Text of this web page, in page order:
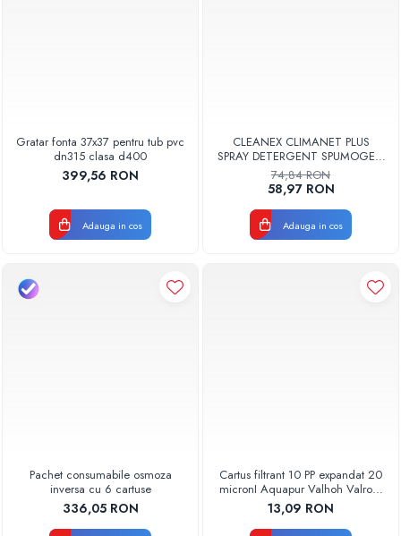
Gratar fonta 37x37 pentru tub pvc
dn315 clasa d400
399,56 RON
Adauga in cos
CLEANEX CLIMANET PLUS
SPRAY DETERGENT SPUMOGEN
PENTRU CURATAREA
APARATELOR DE AER
CONDITIONAT
CLINETPLUS0600
74,84 RON
58,97 RON
Adauga in cos
Pachet consumabile osmoza
inversa cu 6 cartuse
336,05 RON
Cartus filtrant 10 PP expandat 20
micronI Aquapur Valhoh Valrom
AQUA07000110020
13,09 RON